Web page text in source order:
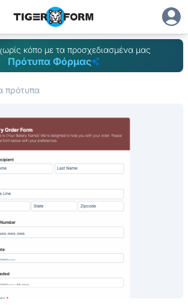
κόπο με τα προσχεδιασμένα μας
Πρότυπα Φόρμας
πρότυπα